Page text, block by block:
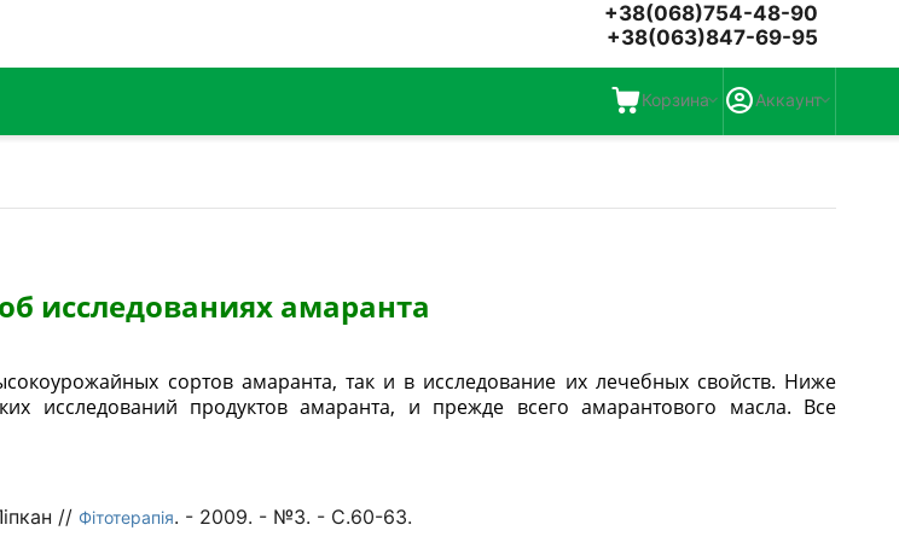
+38(068)754-48-90
+38(063)847-69-95
Корзина Аккаунт
исследованиях амаранта
сортов амаранта, так и в исследование их лечебных свойств. Ниже
исследований продуктов амаранта, и прежде всего амарантового масла. Все
// Фітотерапія. - 2009. - №3. - С.60-63.